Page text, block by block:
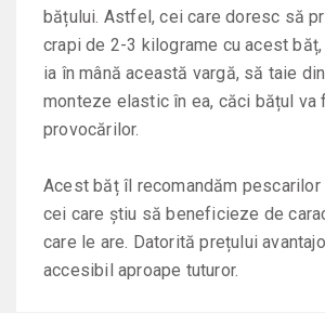
bățului. Astfel, cei care doresc să
crapi de 2-3 kilograme cu acest
ia în mână această vargă, să taie
monteze elastic în ea, căci bățul va
provocărilor.
Acest băț îl recomandăm pescarilor
cei care știu să beneficieze de
care le are. Datorită prețului
accesibil aproape tuturor.